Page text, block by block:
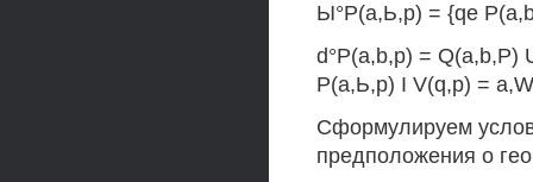
Ы°Р(а,Ь,р) = {qe
d°P(a,b,p) = Q(a,b,P)
Р(а,Ь,р) I V(q,p) =
Сформулируем
предположения о